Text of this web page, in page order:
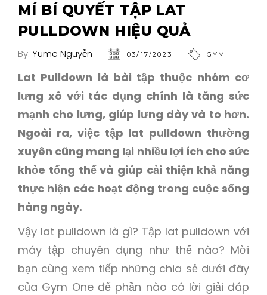
MÍ BÍ QUYẾT TẬP LAT
PULLDOWN HIỆU QUẢ
By: Yume Nguyễn 03/17/2023 GYM
Lat Pulldown là bài tập thuộc nhóm cơ
lưng xô với tác dụng chính là tăng sức
mạnh cho lưng, giúp lưng dày và to hơn.
Ngoài ra, việc tập lat pulldown thường
xuyên cũng mang lại nhiều lợi ích cho sức
khỏe tổng thể và giúp cải thiện khả năng
thực hiện các hoạt động trong cuộc sống
hàng ngày.
Vậy lat pulldown là gì? Tập lat pulldown với
máy tập chuyên dụng như thế nào? Mời
bạn cùng xem tiếp những chia sẻ dưới đây
của Gym One để phần nào có lời giải đáp